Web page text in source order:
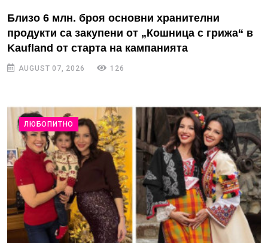
Близо 6 млн. броя основни хранителни
продукти са закупени от „Кошница с грижа“ в
Kaufland от старта на кампанията
AUGUST 07, 2026 126
ЛЮБОПИТНО